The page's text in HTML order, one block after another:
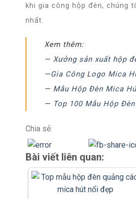
khi gia công hộp đèn, chúng
nhất.
Xem thêm:
— Xưởng sản xuất hộp
—Gia Công Logo Mica
— Mẫu Hộp Đèn Mica
— Top 100 Mẫu Hộp
Chia sẻ:
Bài viết liên quan: